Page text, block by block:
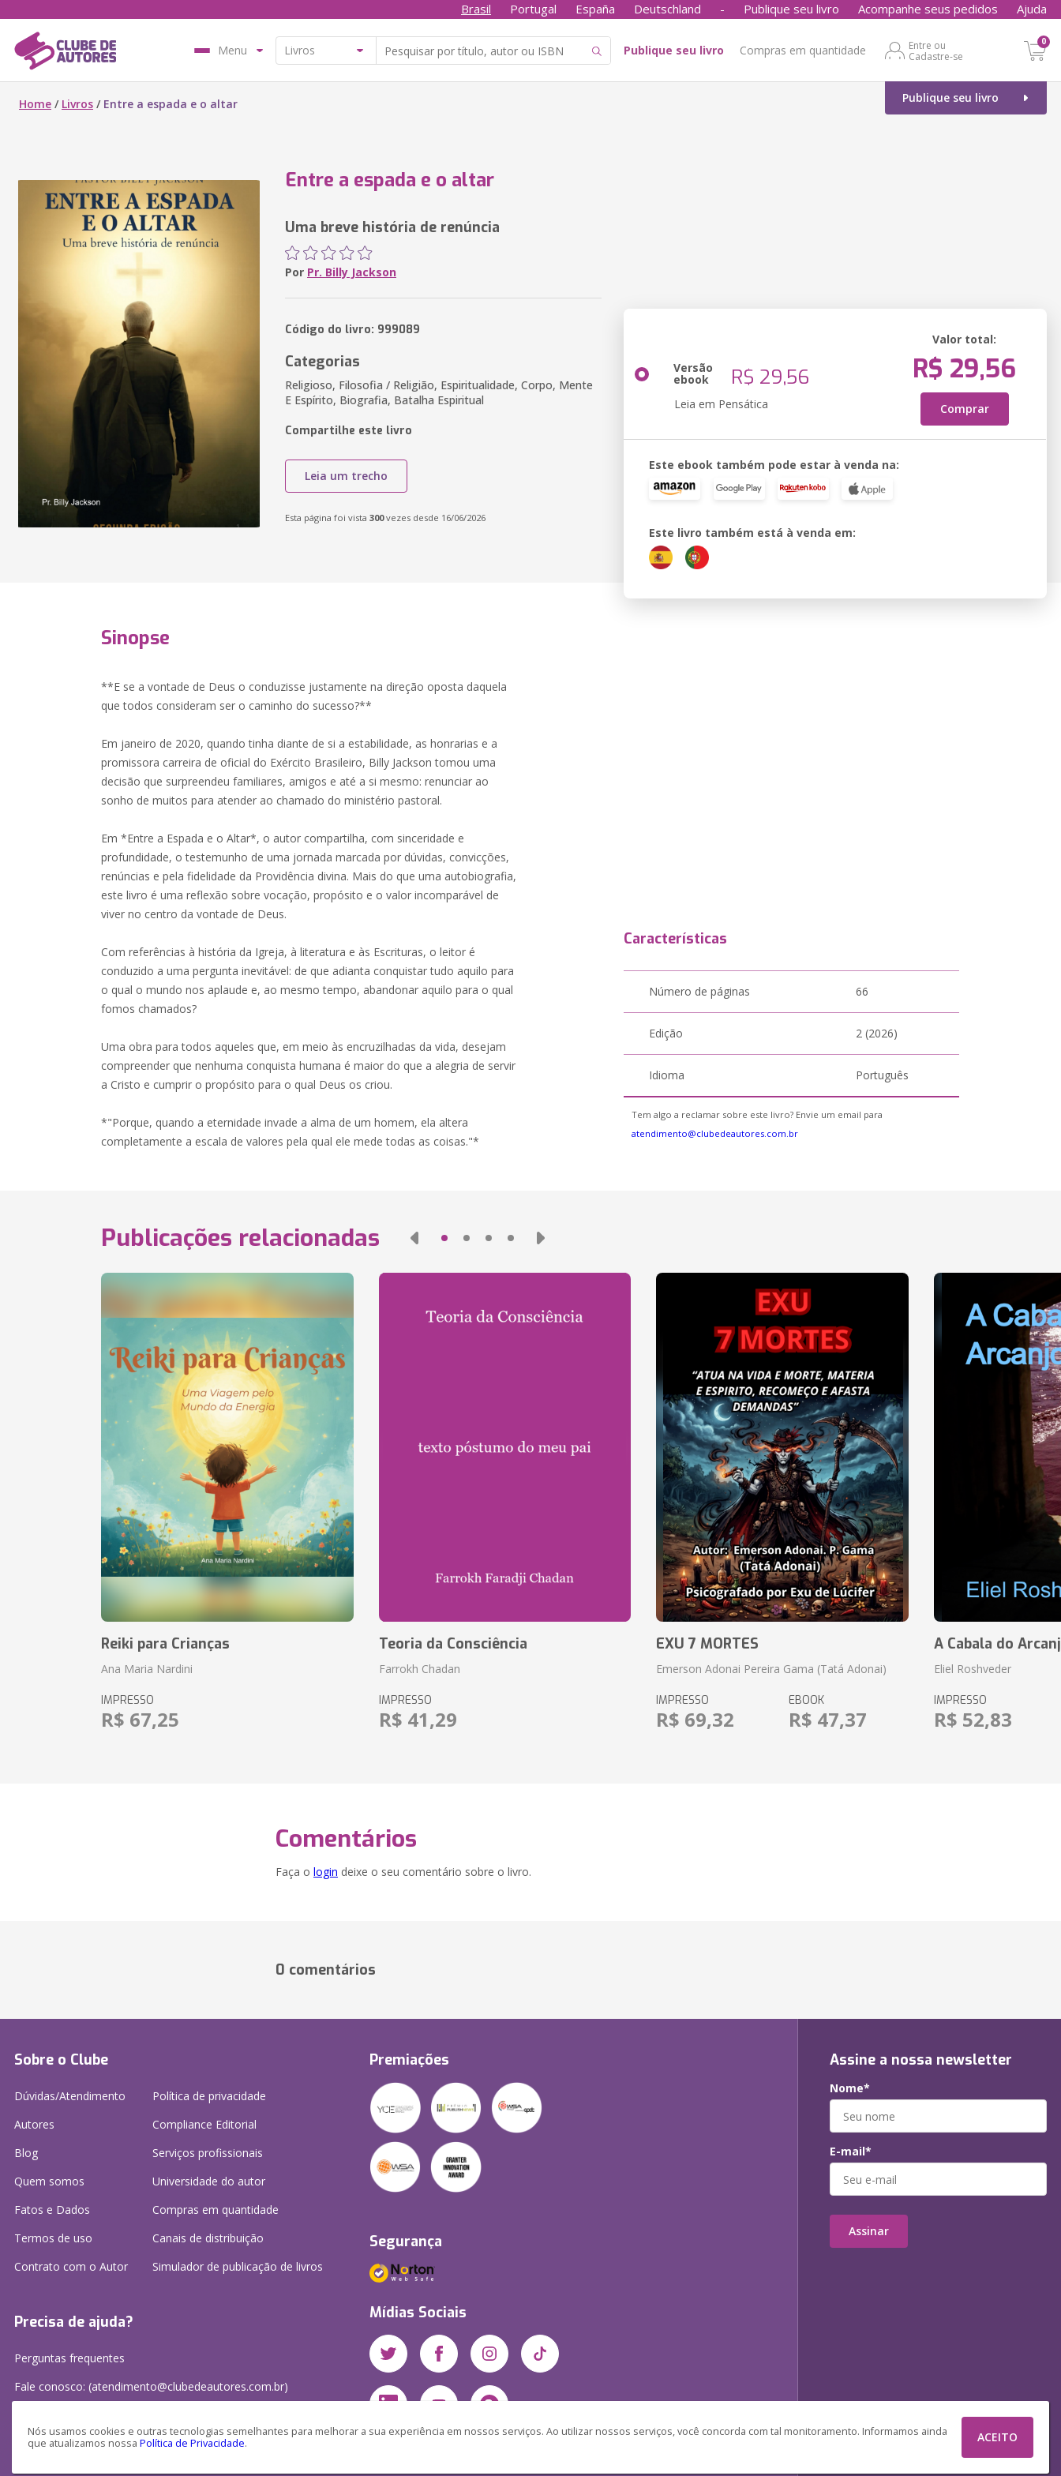
Nós usamos cookies e outras tecnologias semelhantes para melhorar a sua experiência em nossos serviços. Ao utilizar nossos serviços, você concorda com tal monitoramento. Informamos ainda
que atualizamos nossa Política de Privacidade. ACEITO
Brasil Portugal España Deutschland - Publique seu livro Acompanhe seus pedidos Ajuda
Menu Publique seu livro Compras em quantidade
Entre ou
Cadastre-se
0
Publique seu livro
Home / Livros / Entre a espada e o altar
Entre a espada e o altar
Uma breve história de renúncia
Por Pr. Billy Jackson
Código do livro: 999089
Categorias
Religioso, Filosofia / Religião, Espiritualidade, Corpo, Mente
E Espírito, Biografia, Batalha Espiritual
Compartilhe este livro
Leia um trecho
Esta página foi vista 300vezes desde 16/06/2026
Versão
ebook R$ 29,56
Leia em Pensática
Valor total:
R$ 29,56
Comprar
Este ebook também pode estar à venda na:
Este livro também está à venda em:
Sinopse
**E se a vontade de Deus o conduzisse justamente na direção oposta daquela
que todos consideram ser o caminho do sucesso?**
Em janeiro de 2020, quando tinha diante de si a estabilidade, as honrarias e a
promissora carreira de oficial do Exército Brasileiro, Billy Jackson tomou uma
decisão que surpreendeu familiares, amigos e até a si mesmo: renunciar ao
sonho de muitos para atender ao chamado do ministério pastoral.
Em *Entre a Espada e o Altar*, o autor compartilha, com sinceridade e
profundidade, o testemunho de uma jornada marcada por dúvidas, convicções,
renúncias e pela fidelidade da Providência divina. Mais do que uma autobiografia,
este livro é uma reflexão sobre vocação, propósito e o valor incomparável de
viver no centro da vontade de Deus.
Com referências à história da Igreja, à literatura e às Escrituras, o leitor é
conduzido a uma pergunta inevitável: de que adianta conquistar tudo aquilo para
o qual o mundo nos aplaude e, ao mesmo tempo, abandonar aquilo para o qual
fomos chamados?
Uma obra para todos aqueles que, em meio às encruzilhadas da vida, desejam
compreender que nenhuma conquista humana é maior do que a alegria de servir
a Cristo e cumprir o propósito para o qual Deus os criou.
*"Porque, quando a eternidade invade a alma de um homem, ela altera
completamente a escala de valores pela qual ele mede todas as coisas."*
Características
Número de páginas 66
Edição 2 (2026)
Idioma Português
Tem algo a reclamar sobre este livro? Envie um email para
atendimento@clubedeautores.com.br
Publicações relacionadas
Reiki para Crianças
Ana Maria Nardini
IMPRESSO
R$ 67,25
Teoria da Consciência
Farrokh Chadan
IMPRESSO
R$ 41,29
EXU 7 MORTES
Emerson Adonai Pereira Gama (Tatá Adonai)
IMPRESSO
R$ 69,32
EBOOK
R$ 47,37
A Cabala do
Eliel Roshveder
IMPRESSO
R$ 52,83
Comentários
Faça o login deixe o seu comentário sobre o livro.
0 comentários
Sobre o Clube
Dúvidas/Atendimento
Autores
Blog
Quem somos
Fatos e Dados
Termos de uso
Contrato com o Autor
Política de privacidade
Compliance Editorial
Serviços profissionais
Universidade do autor
Compras em quantidade
Canais de distribuição
Simulador de publicação de livros
Precisa de ajuda?
Perguntas frequentes
Fale conosco: (atendimento@clubedeautores.com.br)
Premiações
Segurança
Mídias Sociais
Assine a nossa newsletter
Nome*
E-mail*
Assinar
Clube de Autores Publicações S/A - CNPJ: 16.779.786/0001-27